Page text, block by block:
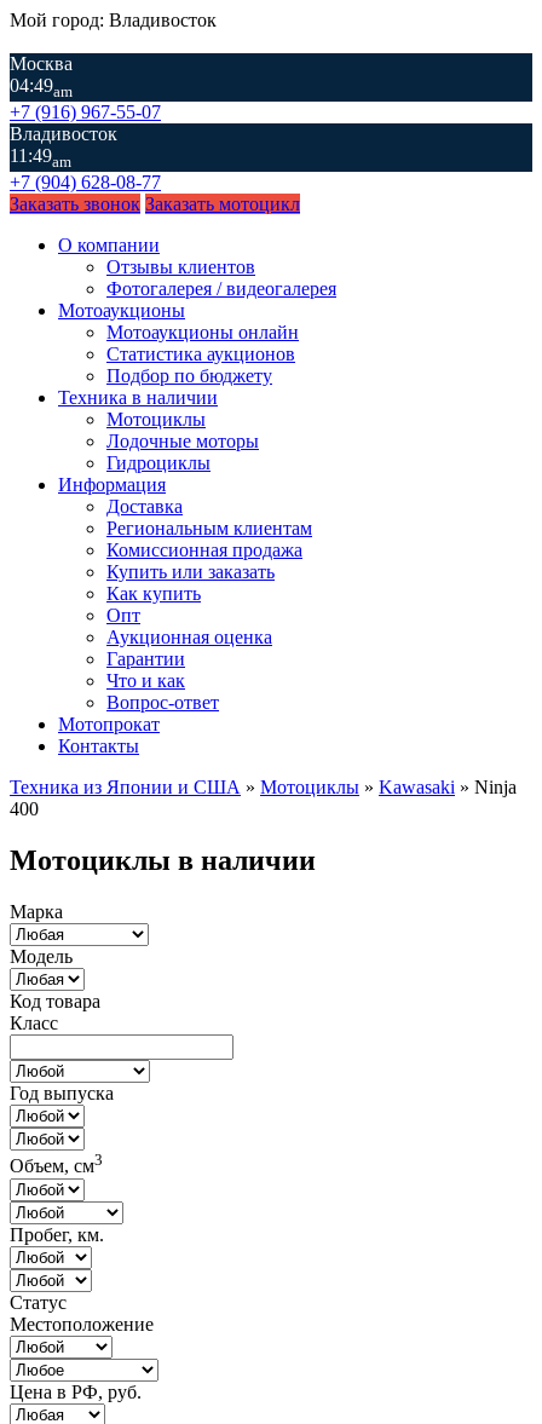
Мой город: Владивосток
Москва
04:49am
+7 (916) 967-55-07
Владивосток
11:49am
+7 (904) 628-08-77
Заказать звонок Заказать мотоцикл
О компании
Отзывы клиентов
Фотогалерея / видеогалерея
Мотоаукционы
Мотоаукционы онлайн
Статистика аукционов
Подбор по бюджету
Техника в наличии
Мотоциклы
Лодочные моторы
Гидроциклы
Информация
Доставка
Региональным клиентам
Комиссионная продажа
Купить или заказать
Как купить
Опт
Аукционная оценка
Гарантии
Что и как
Вопрос-ответ
Мотопрокат
Контакты
Техника из Японии и США » Мотоциклы » Kawasaki » Ninja
400
Мотоциклы в наличии
Марка
Модель
Код товара
Класс
Год выпуска
Объем, см3
Пробег, км.
Статус
Местоположение
Цена в РФ, руб.